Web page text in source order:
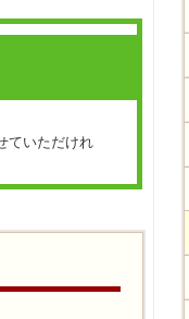
ていただけれ